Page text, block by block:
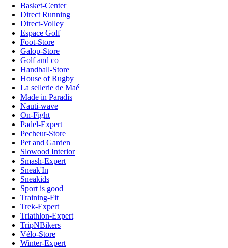
Basket-Center
Direct Running
Direct-Volley
Espace Golf
Foot-Store
Galop-Store
Golf and co
Handball-Store
House of Rugby
La sellerie de Maé
Made in Paradis
Nauti-wave
On-Fight
Padel-Expert
Pecheur-Store
Pet and Garden
Slowood Interior
Smash-Expert
Sneak'In
Sneakids
Sport is good
Training-Fit
Trek-Expert
Triathlon-Expert
TripNBikers
Vélo-Store
Winter-Expert